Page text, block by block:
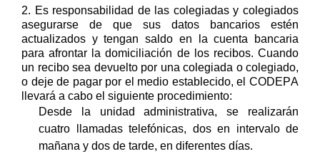
2. Es responsabilidad de las colegiadas y colegiados
asegurarse de que sus datos bancarios estén
actualizados ytengansaldo en la cuenta bancaria
para afrontar la domiciliación de los recibos.Cuando
un recibo sea devuelto por una colegiada o colegiado,
o deje de pagar por el medio establecido, el CODEPA
llevará a cabo el siguiente procedimiento:
Desde la unidad administrativa, se realizarán
cuatro llamadastelefónicas, dos en intervalo de
mañana y dos de tarde, en diferentes días.